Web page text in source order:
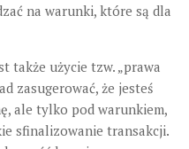
na warunki, które są dla
także użycie tzw. „prawa
zasugerować, że jesteś
ale tylko pod warunkiem,
sfinalizowanie transakcji.